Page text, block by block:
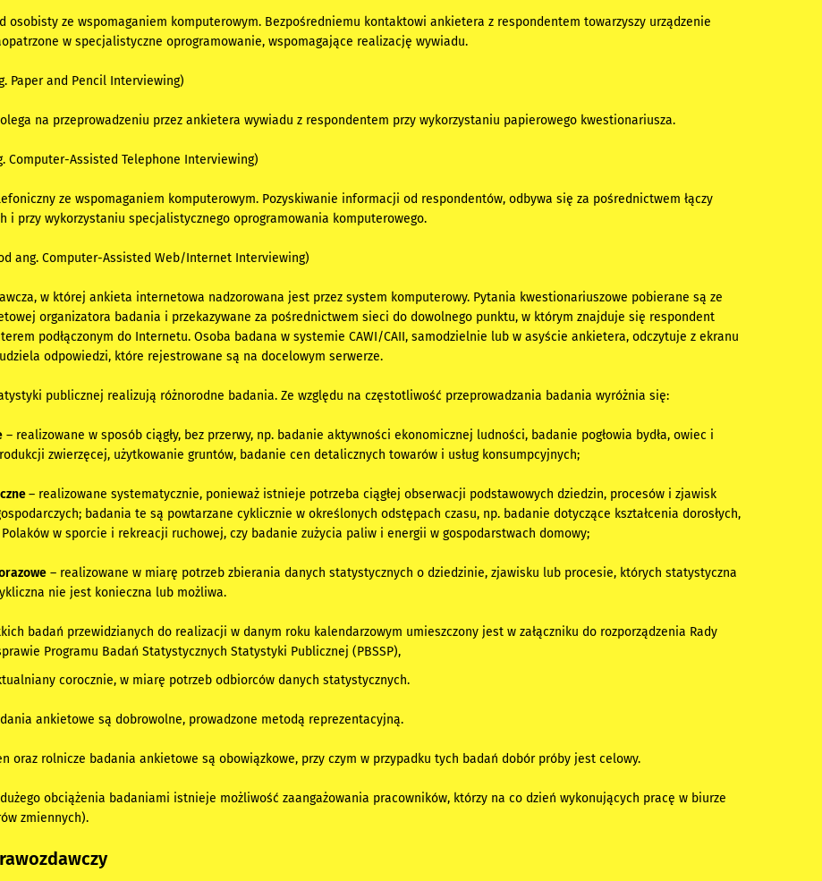
osobisty ze wspomaganiem komputerowym. Bezpośredniemu kontaktowi ankietera z respondentem towarzyszy urządzenie
w specjalistyczne oprogramowanie, wspomagające realizację wywiadu.
Paper and Pencil Interviewing)
na przeprowadzeniu przez ankietera wywiadu z respondentem przy wykorzystaniu papierowego kwestionariusza.
Computer-Assisted Telephone Interviewing)
ze wspomaganiem komputerowym. Pozyskiwanie informacji od respondentów, odbywa się za pośrednictwem łączy
i przy wykorzystaniu specjalistycznego oprogramowania komputerowego.
ang. Computer-Assisted Web/Internet Interviewing)
w której ankieta internetowa nadzorowana jest przez system komputerowy. Pytania kwestionariuszowe pobierane są ze
organizatora badania i przekazywane za pośrednictwem sieci do dowolnego punktu, w którym znajduje się respondent
podłączonym do Internetu. Osoba badana w systemie CAWI/CAII, samodzielnie lub w asyście ankietera, odczytuje z ekranu
odpowiedzi, które rejestrowane są na docelowym serwerze.
publicznej realizują różnorodne badania. Ze względu na częstotliwość przeprowadzania badania wyróżnia się:
– realizowane w sposób ciągły, bez przerwy, np. badanie aktywności ekonomicznej ludności, badanie pogłowia bydła, owiec i
zwierzęcej, użytkowanie gruntów, badanie cen detalicznych towarów i usług konsumpcyjnych;
– realizowane systematycznie, ponieważ istnieje potrzeba ciągłej obserwacji podstawowych dziedzin, procesów i zjawisk
badania te są powtarzane cyklicznie w określonych odstępach czasu, np. badanie dotyczące kształcenia dorosłych,
w sporcie i rekreacji ruchowej, czy badanie zużycia paliw i energii w gospodarstwach domowy;
– realizowane w miarę potrzeb zbierania danych statystycznych o dziedzinie, zjawisku lub procesie, których statystyczna
nie jest konieczna lub możliwa.
badań przewidzianych do realizacji w danym roku kalendarzowym umieszczony jest w załączniku do rozporządzenia Rady
Programu Badań Statystycznych Statystyki Publicznej (PBSSP),
corocznie, w miarę potrzeb odbiorców danych statystycznych.
ankietowe są dobrowolne, prowadzone metodą reprezentacyjną.
oraz rolnicze badania ankietowe są obowiązkowe, przy czym w przypadku tych badań dobór próby jest celowy.
obciążenia badaniami istnieje możliwość zaangażowania pracowników, którzy na co dzień wykonujących pracę w biurze
zmiennych).